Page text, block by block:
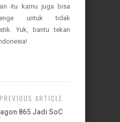
itu kamu juga bisa
untuk tidak
Yuk, bantu tekan
PREVIOUS ARTICLE
865 Jadi SoC